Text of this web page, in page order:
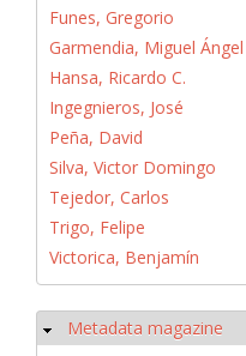
Funes, Gregorio
Garmendia, Miguel Ángel
Hansa, Ricardo C.
Ingegnieros, José
Peña, David
Silva, Victor Domingo
Tejedor, Carlos
Trigo, Felipe
Victorica, Benjamín
Ausblenden
Metadata magazine